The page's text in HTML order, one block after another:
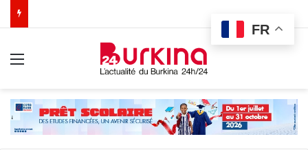
FR